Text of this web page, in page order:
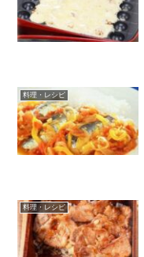
料理・レシピ
料理・レシピ